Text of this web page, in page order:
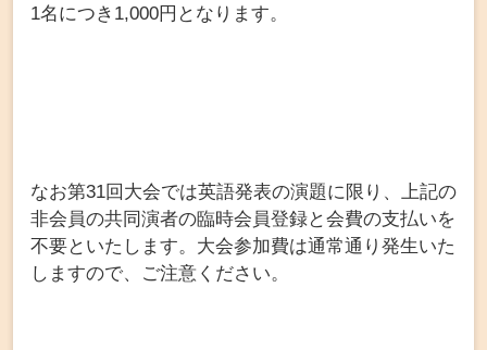
1名につき1,000円となります。
なお第31回大会では英語発表の演題に限り、上記の
非会員の共同演者の臨時会員登録と会費の支払いを
不要といたします。大会参加費は通常通り発生いた
しますので、ご注意ください。